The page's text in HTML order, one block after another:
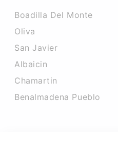
Boadilla Del Monte
Oliva
San Javier
Albaicin
Chamartin
Benalmadena Pueblo